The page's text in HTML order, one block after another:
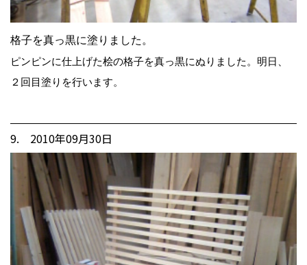
格子を真っ黒に塗りました。
ピンピンに仕上げた桧の格子を真っ黒にぬりました。明日、
２回目塗りを行います。
9. 2010年09月30日